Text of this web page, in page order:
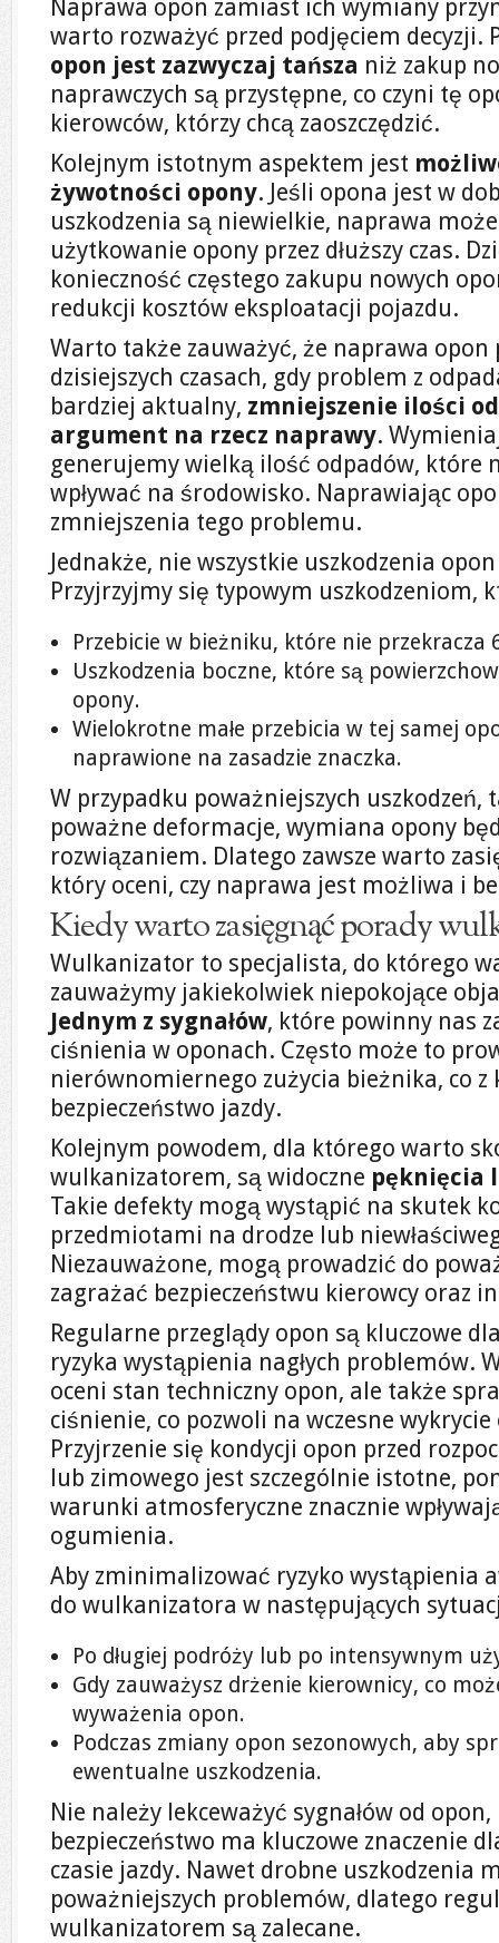
Naprawa opon zamiast ich wymiany
warto rozważyć przed podjęciem decyzji.
opon jest zazwyczaj tańsza niż zakup
naprawczych są przystępne, co czyni tę
kierowców, którzy chcą zaoszczędzić.
Kolejnym istotnym aspektem jest
żywotności opony. Jeśli opona jest w
uszkodzenia są niewielkie, naprawa
użytkowanie opony przez dłuższy czas.
konieczność częstego zakupu nowych
redukcji kosztów eksploatacji pojazdu.
Warto także zauważyć, że naprawa
dzisiejszych czasach, gdy problem z
bardziej aktualny, zmniejszenie ilości
argument na rzecz naprawy.
generujemy wielką ilość odpadów, które
wpływać na środowisko. Naprawiając
zmniejszenia tego problemu.
Jednakże, nie wszystkie uszkodzenia
Przyjrzyjmy się typowym uszkodzeniom,
Przebicie w bieżniku, które nie przekracza
Uszkodzenia boczne, które są
opony.
Wielokrotne małe przebicia w tej samej
naprawione na zasadzie znaczka.
W przypadku poważniejszych
poważne deformacje, wymiana opony
rozwiązaniem. Dlatego zawsze warto
który oceni, czy naprawa jest możliwa i
Kiedy warto zasięgnąć porady
Wulkanizator to specjalista, do którego
zauważymy jakiekolwiek niepokojące
Jednym z sygnałów, które powinny nas
ciśnienia w oponach. Często może to
nierównomiernego zużycia bieżnika, co z
bezpieczeństwo jazdy.
Kolejnym powodem, dla którego warto
wulkanizatorem, są widoczne pęknięcia
Takie defekty mogą wystąpić na skutek
przedmiotami na drodze lub
Niezauważone, mogą prowadzić do
zagrażać bezpieczeństwu kierowcy oraz
Regularne przeglądy opon są kluczowe
ryzyka wystąpienia nagłych problemów.
oceni stan techniczny opon, ale także
ciśnienie, co pozwoli na wczesne
Przyjrzenie się kondycji opon przed
lub zimowego jest szczególnie istotne,
warunki atmosferyczne znacznie
ogumienia.
Aby zminimalizować ryzyko wystąpienia
do wulkanizatora w następujących
Po długiej podróży lub po intensywnym
Gdy zauważysz drżenie kierownicy, co
wyważenia opon.
Podczas zmiany opon sezonowych, aby
ewentualne uszkodzenia.
Nie należy lekceważyć sygnałów od
bezpieczeństwo ma kluczowe znaczenie
czasie jazdy. Nawet drobne uszkodzenia
poważniejszych problemów, dlatego
wulkanizatorem są zalecane.